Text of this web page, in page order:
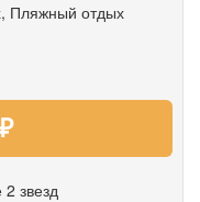
, Пляжный отдых
звезд